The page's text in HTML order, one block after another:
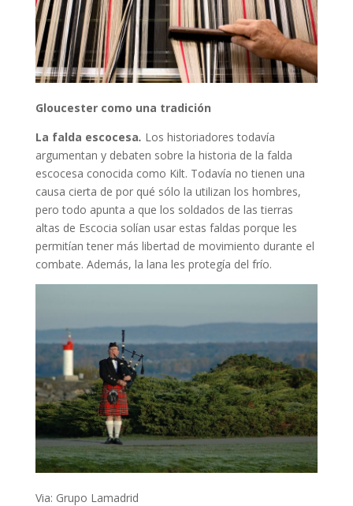
Gloucester como una tradición
La falda escocesa. Los historiadores todavía
argumentan y debaten sobre la historia de la falda
escocesa conocida como Kilt. Todavía no tienen una
causa cierta de por qué sólo la utilizan los hombres,
pero todo apunta a que los soldados de las tierras
altas de Escocia solían usar estas faldas porque les
permitían tener más libertad de movimiento durante el
combate. Además, la lana les protegía del frío.
Via: Grupo Lamadrid